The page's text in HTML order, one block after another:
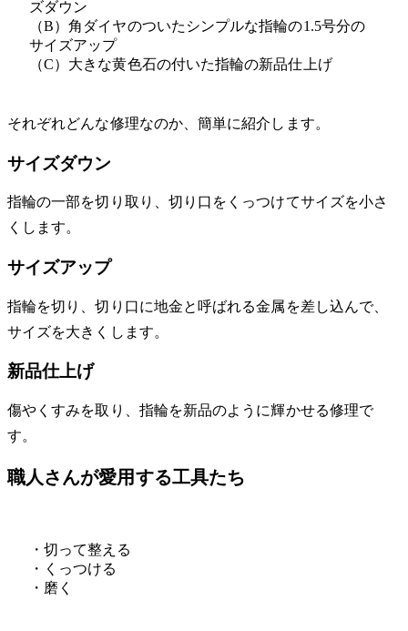
ズダウン
（B）角ダイヤのついたシンプルな指輪の1.5号分の
サイズアップ
（C）大きな黄色石の付いた指輪の新品仕上げ
それぞれどんな修理なのか、簡単に紹介します。
サイズダウン
指輪の一部を切り取り、切り口をくっつけてサイズを小さ
くします。
サイズアップ
指輪を切り、切り口に地金と呼ばれる金属を差し込んで、
サイズを大きくします。
新品仕上げ
傷やくすみを取り、指輪を新品のように輝かせる修理で
す。
職人さんが愛用する工具たち
・切って整える
・くっつける
・磨く